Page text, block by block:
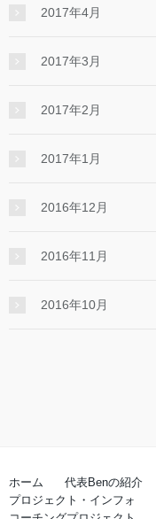
2017年4月
2017年3月
2017年2月
2017年1月
2016年12月
2016年11月
2016年10月
ホーム 代表Benの紹介
プロジェクト・インフォ